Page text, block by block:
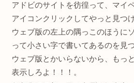
アドビのサイトを彷徨って、マイ
アイコンクリックしてやっと見つけ
ウェブ版の左上の隅っこのほうに
って小さい字で書いてあるのを見つ
ウェブ版とかいらないから、もっ
表示しろよ！！！。